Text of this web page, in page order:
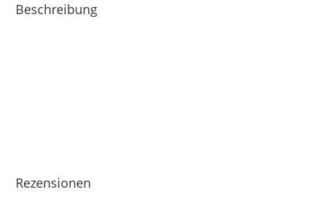
Beschreibung
Rezensionen